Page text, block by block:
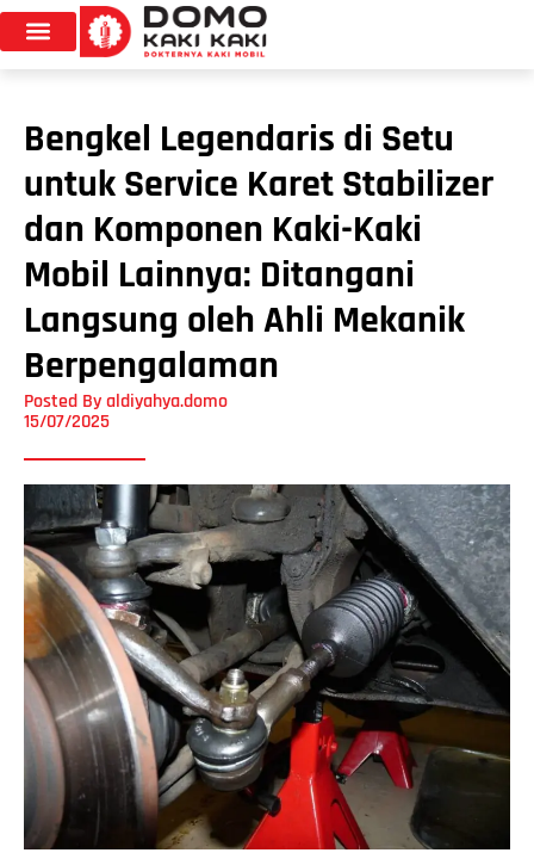
Bengkel Legendaris di Setu
untuk Service Karet Stabilizer
dan Komponen Kaki-Kaki
Mobil Lainnya: Ditangani
Langsung oleh Ahli Mekanik
Berpengalaman
Posted Byaldiyahya.domo
15/07/2025